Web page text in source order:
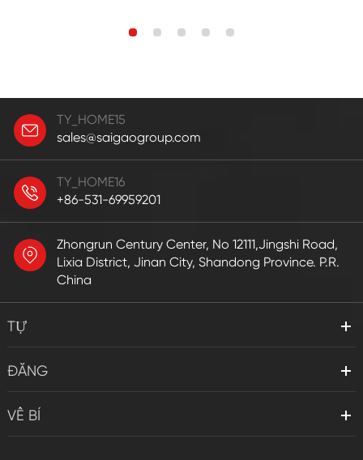
TY_HOME15
sales@saigaogroup.com
TY_HOME16
+86-531-69959201
Zhongrun Century Center, No 12111,Jingshi Road,
Lixia District, Jinan City, Shandong Province. P.R.
China
TỰ
ĐĂNG
VỀ BÍ